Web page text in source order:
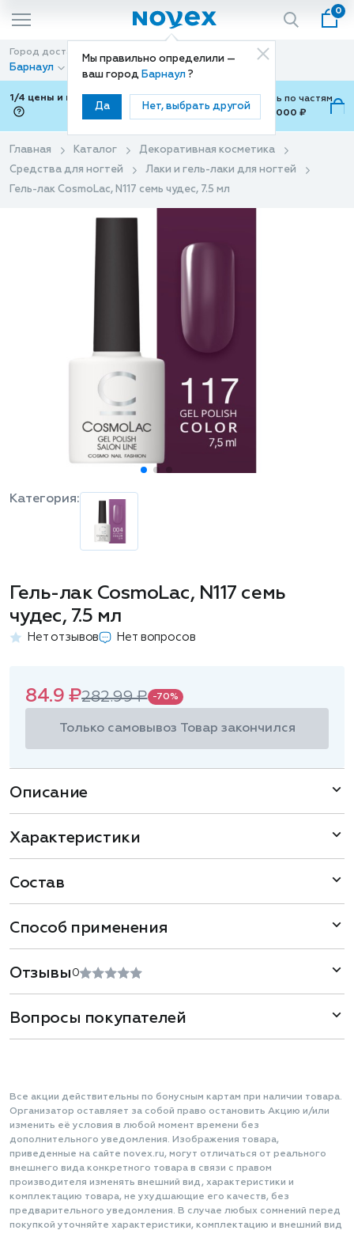
Мы правильно определили —
ваш город Барнаул ?
Да Нет, выбрать другой
0
Город доставки
Барнаул
Способ доставки
Доставка
1/4 цены и покупки ваши с Подели
Можно оплатить по частям
от 700 ₽ до 15,000 ₽
Главная Каталог
Декоративная косметика
Средства для ногтей
Лаки и гель-лаки для ногтей
Гель-лак CosmoLac, N117 семь чудес, 7.5 мл
Гель-лак CosmoLac, N117 семь
чудес, 7.5 мл
Нет отзывов Нет вопросов
Категория:
84.9 ₽282.99 ₽ -70%
Только самовывоз Товар закончился
Описание
Характеристики
Состав
Способ применения
Отзывы 0
Вопросы покупателей
Все акции действительны по бонусным картам при наличии товара.
Организатор оставляет за собой право остановить Акцию и/или
изменить её условия в любой момент времени без
дополнительного уведомления. Изображения товара,
приведенные на сайте novex.ru, могут отличаться от реального
внешнего вида конкретного товара в связи с правом
производителя изменять внешний вид, характеристики и
комплектацию товара, не ухудшающие его качеств, без
предварительного уведомления. В случае любых сомнений перед
покупкой уточняйте характеристики, комплектацию и внешний вид